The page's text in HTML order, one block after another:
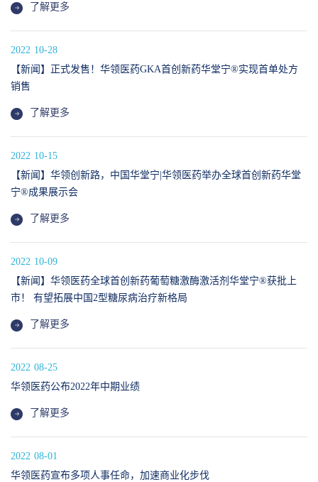
了解更多
10-28
2022
【新闻】正式发售！华领医药GKA首创新药华堂宁®实现首单处方
销售
了解更多
10-15
2022
【新闻】华领创新路，中国华堂宁|华领医药举办全球首创新药华堂
宁®成果展示会
了解更多
10-09
2022
【新闻】华领医药全球首创新药葡萄糖激酶激活剂华堂宁®获批上
市！ 有望拓展中国2型糖尿病治疗新格局
了解更多
08-25
2022
华领医药公布2022年中期业绩
了解更多
08-01
2022
华领医药宣布多项人事任命，加速商业化步伐